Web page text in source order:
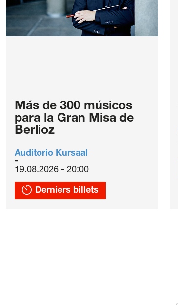
Más de 300 músicos
para la Gran Misa de
Berlioz
Auditorio Kursaal
19.08.2026 - 20:00
Derniers billets